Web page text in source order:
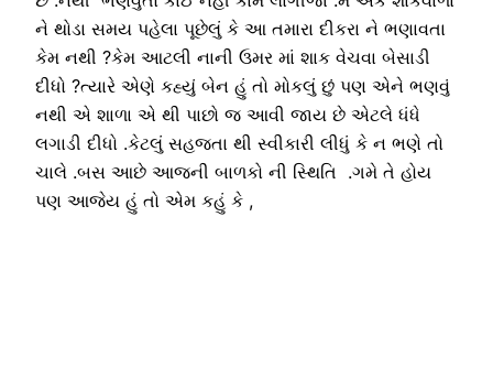
ને થોડા સમય પહેલા પૂછેલું કે આ તમારા દીકરા ને ભણાવતા
કેમ નથી ?કેમ આટલી નાની ઉમર માં શાક વેચવા બેસાડી
દીધો ?ત્યારે એણે કહ્યું બેન હું તો મોકલું છું પણ એને ભણવું
નથી એ શાળા એ થી પાછો જ આવી જાય છે એટલે ધંધે
લગાડી દીધો .કેટલું સહજતા થી સ્વીકારી લીધું કે ન ભણે તો
ચાલે .બસ આછે આજની બાળકો ની સ્થિતિ .ગમે તે હોય
પણ આજેય હું તો એમ કહું કે ,